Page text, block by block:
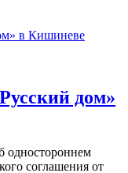
дом»
соглашения от